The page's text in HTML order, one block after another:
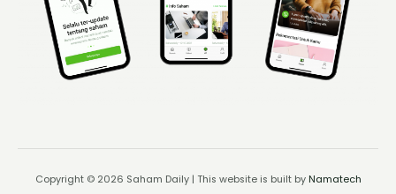
Copyright © 2026 Saham Daily | This website is built by Namatech